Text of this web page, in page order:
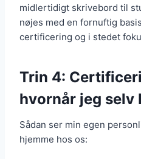
midlertidigt skrivebord til
nøjes med en fornuftig
certificering og i stedet
Trin 4:
hvornår jeg selv
Sådan ser min egen
hjemme hos os: